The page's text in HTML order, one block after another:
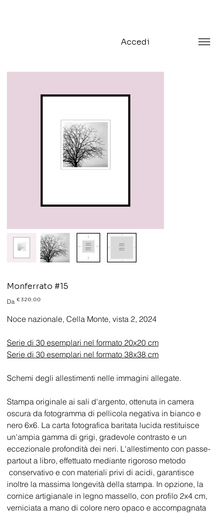
Accedi
Monferrato #15
Da Prezzo
€ 320.00
Noce nazionale, Cella Monte, vista 2, 2024
Serie di 30 esemplari nel formato 20x20 cm
Serie di 30 esemplari nel formato 38x38 cm
Schemi degli allestimenti nelle immagini allegate.
Stampa originale ai sali d'argento, ottenuta in camera
oscura da fotogramma di pellicola negativa in bianco e
nero 6x6. La carta fotografica baritata lucida restituisce
un'ampia gamma di grigi, gradevole contrasto e un
eccezionale profondità dei neri. L'allestimento con passe-
partout a libro, effettuato mediante rigoroso metodo
conservativo e con materiali privi di acidi, garantisce
inoltre la massima longevità della stampa. In opzione, la
cornice artigianale in legno massello, con profilo 2x4 cm,
verniciata a mano di colore nero opaco e accompagnata